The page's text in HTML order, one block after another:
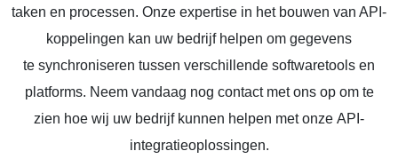
taken en processen. Onze expertise in het bouwen van API-
koppelingen kan uw bedrijf helpen om gegevens
te synchroniseren tussen verschillende softwaretools en
platforms. Neem vandaag nog contact met ons op om te
zien hoe wij uw bedrijf kunnen helpen met onze API-
integratieoplossingen.